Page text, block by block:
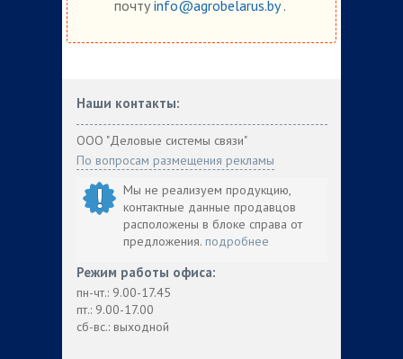
почту info@agrobelarus.by.
Наши контакты:
ООО "Деловые системы связи"
По вопросам размещения рекламы
Мы не реализуем продукцию,
контактные данные продавцов
расположены в блоке справа от
предложения. подробнее
Режим работы офиса:
пн-чт.: 9.00-17.45
пт.: 9.00-17.00
сб-вс.: выходной